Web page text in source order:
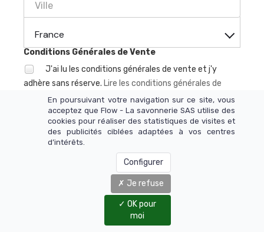
France
Conditions Générales de Vente
J'ai lu les conditions générales de vente et j'y
adhère sans réserve. Lire les conditions générales de
vente.
Comment souhaitez-
vous règler ?
Régler par CB
Je déclare être agé(e) de 16 ans ou plus et je
consens à l’utilisation de mes données personnelles pour
En poursuivant votre navigation sur ce site, vous
acceptez que Flow - La savonnerie SAS utilise des
cookies pour réaliser des statistiques de visites et
des publicités ciblées adaptées à vos centres
d’intérêts.
Configurer
Je refuse
OK pour
moi